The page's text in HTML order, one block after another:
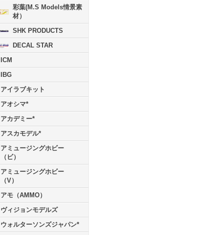
彩葉(M.S Models情景素
材）
SHK PRODUCTS
DECAL STAR
ICM
IBG
アイラブキット
アオシマ*
アカデミー*
アスカモデル*
アミュージングホビー
（ビ）
アミュージングホビー
（V）
アモ（AMMO）
ヴィジョンモデルズ
ウォルターソンズジャパン*